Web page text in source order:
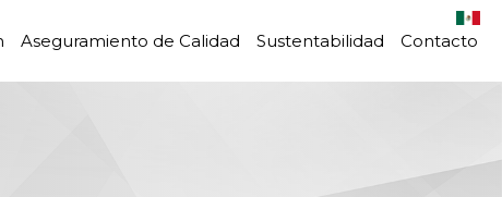
Aseguramiento de Calidad Sustentabilidad Contacto